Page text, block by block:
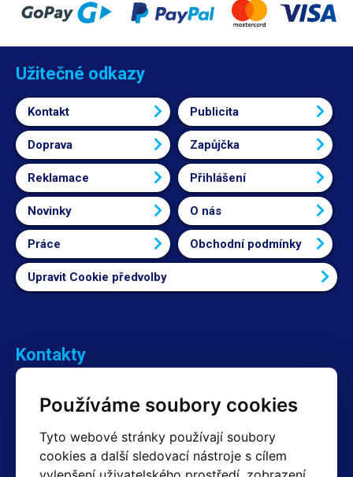
Používáme soubory cookies
Tyto webové stránky používají soubory
cookies a další sledovací nástroje s cílem
Užitečné odkazy
Kontakt Publicita
Doprava Zapůjčka
Reklamace Přihlášení
Novinky O nás
Práce Obchodní podmínky
Upravit Cookie předvolby
Kontakty
+420 603 357 606 +420 605 234 204
Fakturační a expediční oddělení
+420 605 259 759 (Po–Pá: 7:30 – 15:00)